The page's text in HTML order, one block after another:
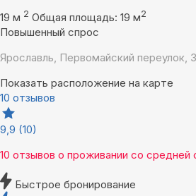
19 м 2 Общая площадь: 19 м2
Повышенный спрос
Ярославль, Первомайский переулок, 3
Показать расположение на карте
10 отзывов
9,9 (10)
10 отзывов о проживании со средней
Быстрое бронирование